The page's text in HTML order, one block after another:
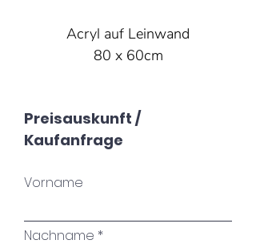
Acryl auf Leinwand
80 x 60cm
Preisauskunft /
Kaufanfrage
Vorname
Nachname